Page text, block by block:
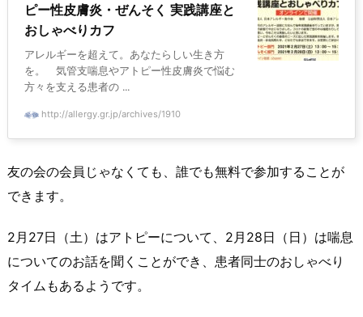
ピー性皮膚炎・ぜんそく 実践講座と
おしゃべりカフ
アレルギーを超えて。あなたらしい生き方
を。 気管支喘息やアトピー性皮膚炎で悩む
方々を支える患者の ...
http://allergy.gr.jp/archives/1910
友の会の会員じゃなくても、誰でも無料で参加することが
できます。
2月27日（土）はアトピーについて、2月28日（日）は喘息
についてのお話を聞くことができ、患者同士のおしゃべり
タイムもあるようです。